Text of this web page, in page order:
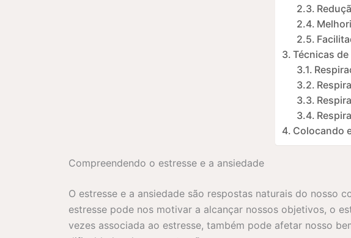
Técnicas
Colocando
Compreendendo o estresse e a ansiedade
O estresse e a ansiedade são respostas naturais do nosso
estresse pode nos motivar a alcançar nossos objetivos, o
vezes associada ao estresse, também pode afetar nosso